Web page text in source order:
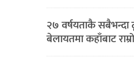
२७ वर्षयताकै सबैभन्दा
बेलायतमा कहाँबाट